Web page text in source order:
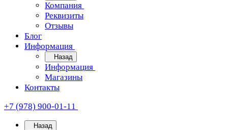
Компания
Реквизиты
Отзывы
Блог
Информация
Назад
Информация
Магазины
Контакты
+7 (978) 900-01-11
Назад